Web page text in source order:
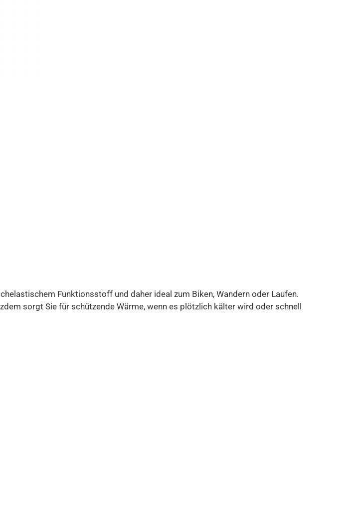
Funktionsstoff und daher ideal zum Biken, Wandern oder Laufen.
sorgt Sie für schützende Wärme, wenn es plötzlich kälter wird oder schnell